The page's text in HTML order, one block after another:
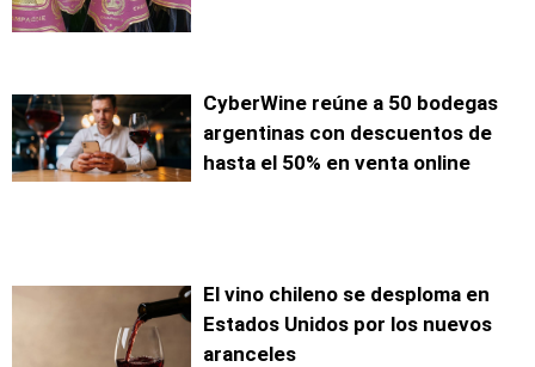
CyberWine reúne a 50 bodegas
argentinas con descuentos de
hasta el 50% en venta online
El vino chileno se desploma en
Estados Unidos por los nuevos
aranceles